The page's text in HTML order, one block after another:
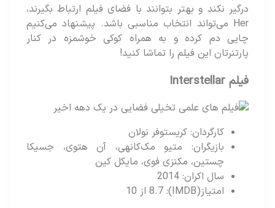
درگیر نکند و بهتر بتوانند با فضای فیلم ارتباط بگیرند،
Her می‌تواند انتخاب مناسبی باشد. پیشنهاد می‌کنیم
چایی دم کرده و به همراه کوکی خوشمزه در کنار
پارتنرتان این فیلم را تماشا کنید!
کارگردان: کریستوفر نولان
بازیگران: متیو مک‌کانهی، آن هتوی، جسیکا
چستین، مکنزی فوی، مایکل کین
سال اکران: 2014
امتیاز(IMDB): 8.7 از 10